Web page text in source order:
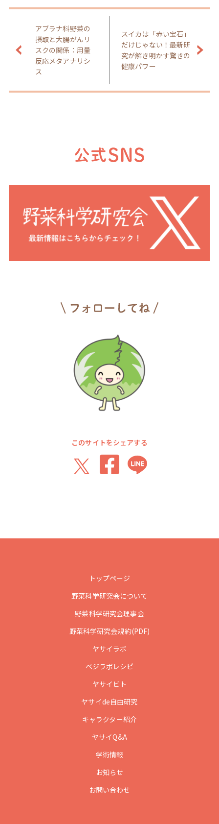
アブラナ科野菜の
摂取と大腸がんリ
スクの関係：用量
反応メタアナリシ
ス
スイカは「赤い宝石」
だけじゃない！最新研
究が解き明かす驚きの
健康パワー
このサイトをシェアする
トップページ
野菜科学研究会について
野菜科学研究会理事会
野菜科学研究会規約(PDF)
ヤサイラボ
ベジラボレシピ
ヤサイビト
ヤサイde自由研究
キャラクター紹介
ヤサイQ&A
学術情報
お知らせ
お問い合わせ